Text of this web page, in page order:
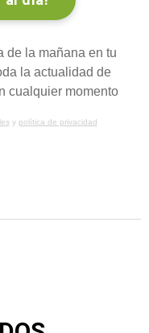
de la mañana en tu
la actualidad de
cualquier momento
y política de privacidad